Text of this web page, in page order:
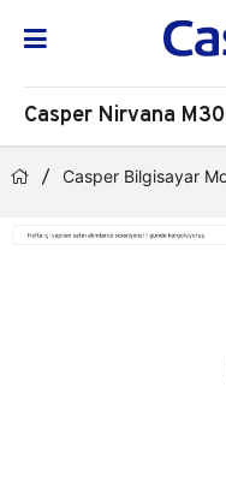
Casper Nirvana
Casper Bilgisayar